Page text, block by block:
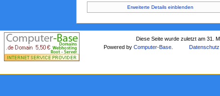
Erweiterte Details einblenden
Diese Seite wurde zuletzt am 31.
Powered byComputer-Base Datenschutz